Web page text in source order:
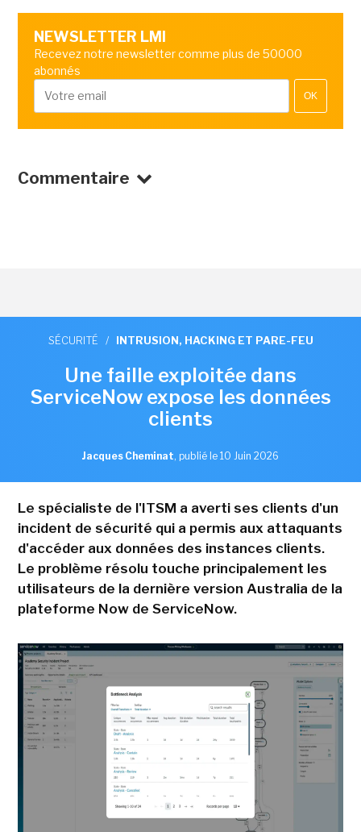
NEWSLETTER LMI
Recevez notre newsletter comme plus de 50000
abonnés
OK
Commentaire
SÉCURITÉ / INTRUSION, HACKING ET PARE-FEU
Une faille exploitée dans
ServiceNow expose les données
clients
Jacques Cheminat, publié le 10 Juin 2026
Le spécialiste de l'ITSM a averti ses clients d'un
incident de sécurité qui a permis aux attaquants
d'accéder aux données des instances clients.
Le problème résolu touche principalement les
utilisateurs de la dernière version Australia de la
plateforme Now de ServiceNow.